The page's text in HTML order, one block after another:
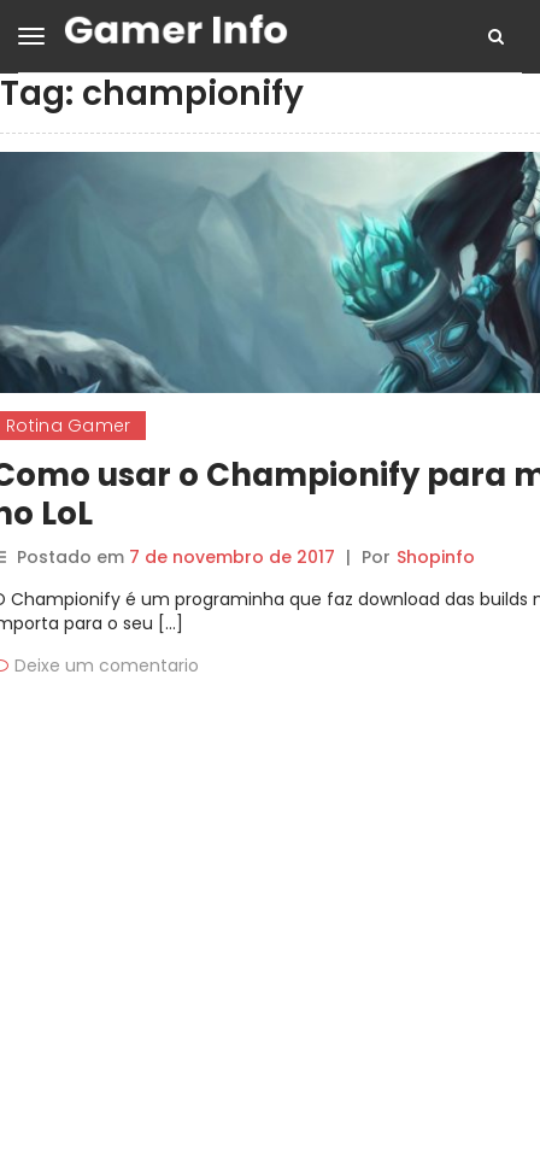
Tag: championify
Rotina Gamer
usar o Championify para
LoL
Postado em 7 de novembro de 2017 | Por Shopinfo
Championify é um programinha que faz download das builds
para o seu […]
Deixe um comentario